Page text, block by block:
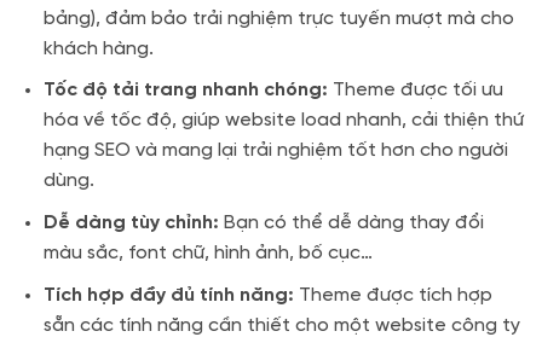
bảng), đảm bảo trải nghiệm trực tuyến mượt mà cho
khách hàng.
Tốc độ tải trang nhanh chóng: Theme được tối ưu
hóa về tốc độ, giúp website load nhanh, cải thiện thứ
hạng SEO và mang lại trải nghiệm tốt hơn cho người
dùng.
Dễ dàng tùy chỉnh: Bạn có thể dễ dàng thay đổi
màu sắc, font chữ, hình ảnh, bố cục…
Tích hợp đầy đủ tính năng: Theme được tích hợp
sẵn các tính năng cần thiết cho một website công ty